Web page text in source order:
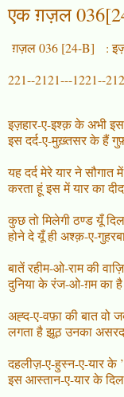
एक ग़ज़ल
ग़ज़ल 036 [24-B] :
221--2121---1221--212
इज़हार-ए-इश्क़ के अभी
इस दर्द-ए-मुख़्तसर के हैं
यह दर्द मेरे यार ने सौगात
करता हूं इस में यार का
कुछ तो मिलेगी ठण्ड यूँ
होने दे यूँ ही अश्क़-ए-
बातें रहीम-ओ-राम की
दुनिया के रंज-ओ-ग़म का है
अह्द-ए-वफ़ा की बात वो
लगता है झूठ उनका
दहलीज़-ए-हुस्न-ए-यार के
इस आस्तान-ए-यार के